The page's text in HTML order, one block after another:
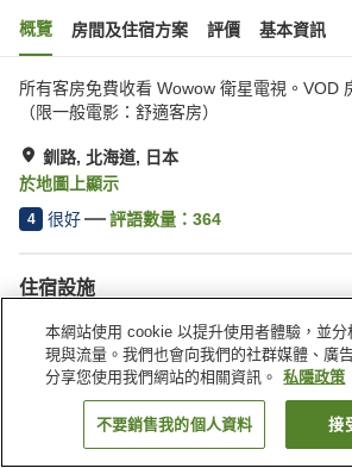
概覽 房間及住宿方案 評價 基本資訊
所有客房免費收看 Wowow 衛星電視。VOD
（限一般電影：舒適客房）
釧路, 北海道, 日本
於地圖上顯示
4 很好 評語數量： 364
住宿設施
停車場
餐廳
自動販賣機
公共澡堂
找客房
本網站使用 cookie 以提升使用者體驗，並
現與流量。我們也會向我們的社群媒體、廣
分享您使用我們網站的相關資訊。
私隱政策
不要銷售我的個人資料 接